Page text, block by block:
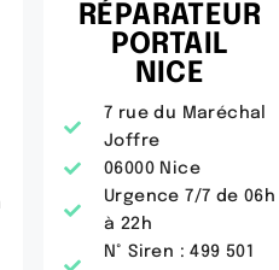
RÉPARATEUR
PORTAIL
NICE
7 rue du Maréchal
Joffre
06000 Nice
Urgence 7/7 de 06h
à 22h
N° Siren : 499 501